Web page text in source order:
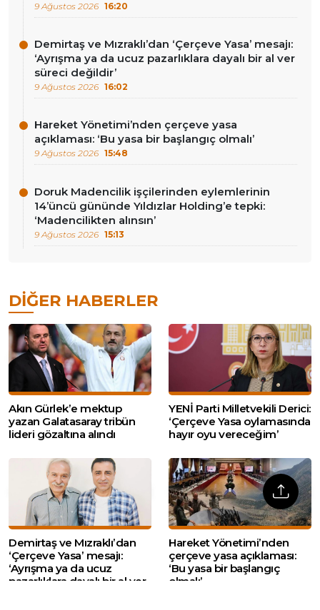
9 Ağustos 2026 16:20
Demirtaş ve Mızraklı’dan ‘Çerçeve Yasa’ mesajı:
‘Ayrışma ya da ucuz pazarlıklara dayalı bir al ver
süreci değildir’
9 Ağustos 2026 16:02
Hareket Yönetimi’nden çerçeve yasa
açıklaması: ‘Bu yasa bir başlangıç olmalı’
9 Ağustos 2026 15:48
Doruk Madencilik işçilerinden eylemlerinin
14’üncü gününde Yıldızlar Holding’e tepki:
‘Madencilikten alınsın’
9 Ağustos 2026 15:13
DIĞER HABERLER
Akın Gürlek’e mektup
yazan Galatasaray tribün
lideri gözaltına alındı
YENİ Parti Milletvekili Derici:
‘Çerçeve Yasa oylamasında
hayır oyu vereceğim’
Demirtaş ve Mızraklı’dan
‘Çerçeve Yasa’ mesajı:
‘Ayrışma ya da ucuz
pazarlıklara dayalı bir al ver
Hareket Yönetimi’nden
çerçeve yasa açıklaması:
‘Bu yasa bir başlangıç
olmalı’